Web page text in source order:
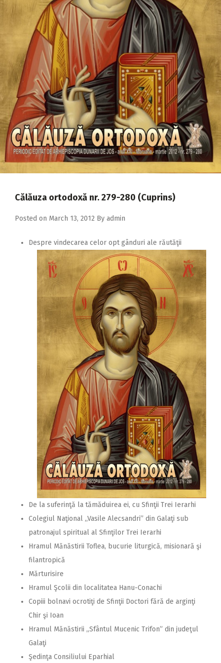
2018
2015
2014
2013
2012
2011
2010
Călăuza ortodoxă nr. 279-280 (Cuprins)
Posted on March 13, 2012 By admin
Despre vindecarea celor opt gânduri ale răutăţii
De la suferinţă la tămăduirea ei, cu Sfinţii Trei Ierarhi
Colegiul Naţional ,,Vasile Alecsandri” din Galaţi sub
patronajul spiritual al Sfinţilor Trei Ierarhi
Hramul Mănăstirii Toflea, bucurie liturgică, misionară şi
filantropică
Mărturisire
Hramul Şcolii din localitatea Hanu-Conachi
Copiii bolnavi ocrotiţi de Sfinţii Doctori fără de arginţi
Chir şi Ioan
Hramul Mănăstirii ,,Sfântul Mucenic Trifon” din judeţul
Galaţi
Şedinţa Consiliului Eparhial